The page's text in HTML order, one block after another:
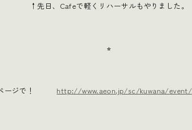
↑先日、Cafeで軽くリハーサルもやりました。
⭐︎
ページで！ http://www.aeon.jp/sc/kuwana/event/